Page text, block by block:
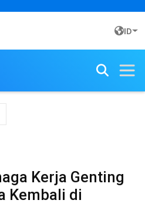
ID
Kerja Genting
Kembali di